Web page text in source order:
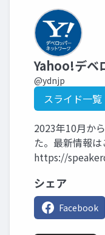
Yahoo!デベ
@ydnjp
スライド一覧
2023年10月か
た。最新情報は
https://
シェア
Facebook